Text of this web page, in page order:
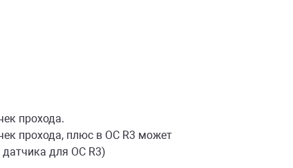
прохода.
прохода, плюс в ОС R3 может
для ОС R3)